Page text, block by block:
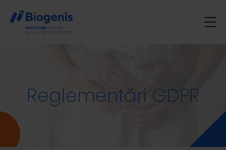
Celulele stem
Ofertă
Familia Biogenis
Contact
Reglementări GDPR